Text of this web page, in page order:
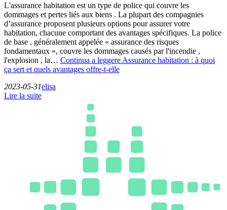
L'assurance habitation est un type de police qui couvre les
dommages et pertes liés aux biens . La plupart des compagnies
d’assurance proposent plusieurs options pour assurer votre
habitation, chacune comportant des avantages spécifiques. La police
de base , généralement appelée « assurance des risques
fondamentaux », couvre les dommages causés par l'incendie ,
l'explosion , la… Continua a leggere Assurance habitation : à quoi
ça sert et quels avantages offre-t-elle
2023-05-31elisa
Lire la suite